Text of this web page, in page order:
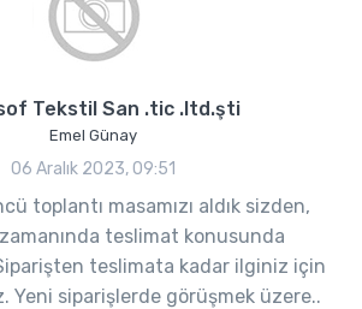
Tekstil San .tic .ltd.şti
Emel Günay
06 Aralık 2023, 09:51
toplantı masamızı aldık sizden,
teslimat konusunda
teslimata kadar ilginiz için
Yeni siparişlerde görüşmek üzere..